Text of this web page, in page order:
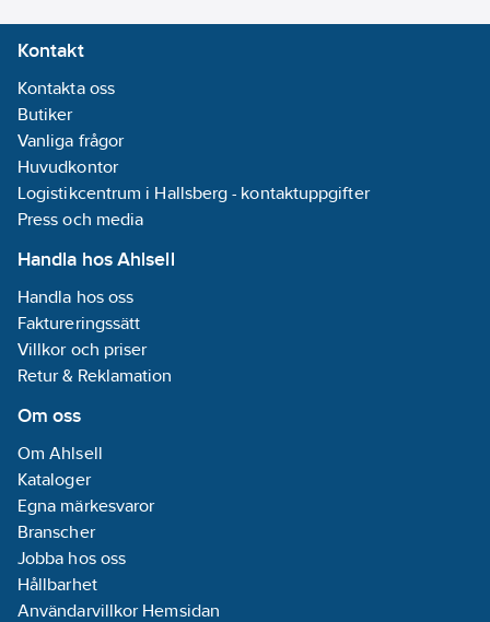
Kontakt
Kontakta oss
Butiker
Vanliga frågor
Huvudkontor
Logistikcentrum i Hallsberg - kontaktuppgifter
Press och media
Handla hos Ahlsell
Handla hos oss
Faktureringssätt
Villkor och priser
Retur & Reklamation
Om oss
Om Ahlsell
Kataloger
Egna märkesvaror
Branscher
Jobba hos oss
Hållbarhet
Användarvillkor Hemsidan